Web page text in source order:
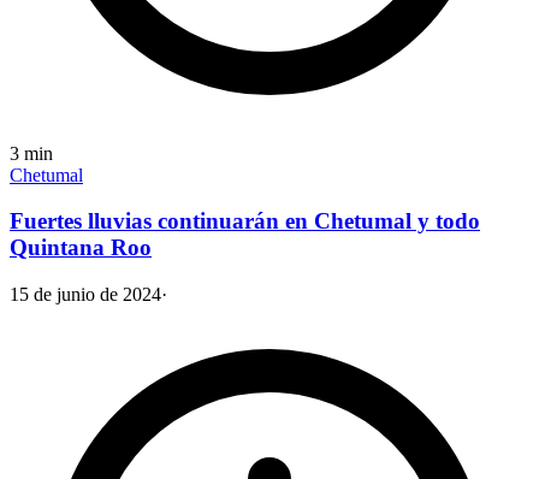
3 min
Chetumal
Fuertes lluvias continuarán en Chetumal y todo
Quintana Roo
15 de junio de 2024·